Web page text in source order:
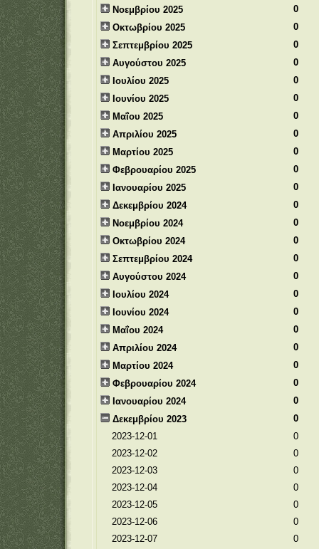
Νοεμβρίου 2025
0
Οκτωβρίου 2025
0
Σεπτεμβρίου 2025
0
Αυγούστου 2025
0
Ιουλίου 2025
0
Ιουνίου 2025
0
Μαΐου 2025
0
Απριλίου 2025
0
Μαρτίου 2025
0
Φεβρουαρίου 2025
0
Ιανουαρίου 2025
0
Δεκεμβρίου 2024
0
Νοεμβρίου 2024
0
Οκτωβρίου 2024
0
Σεπτεμβρίου 2024
0
Αυγούστου 2024
0
Ιουλίου 2024
0
Ιουνίου 2024
0
Μαΐου 2024
0
Απριλίου 2024
0
Μαρτίου 2024
0
Φεβρουαρίου 2024
0
Ιανουαρίου 2024
0
Δεκεμβρίου 2023
0
2023-12-01
0
2023-12-02
0
2023-12-03
0
2023-12-04
0
2023-12-05
0
2023-12-06
0
2023-12-07
0